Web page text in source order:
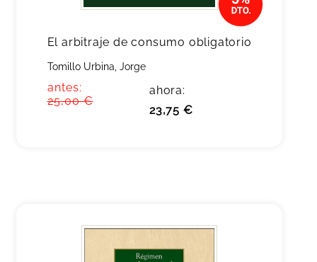
El arbitraje de consumo obligatorio
Tomillo Urbina, Jorge
antes:
25,00 €
ahora:
23,75 €